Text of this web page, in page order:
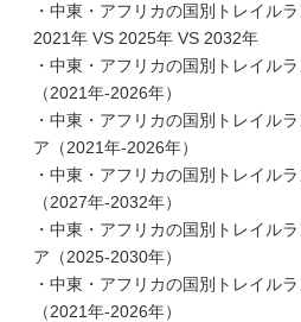
・中東・アフリカの国別トレイル
2021年 VS 2025年 VS 2032年
・中東・アフリカの国別トレイル
（2021年-2026年）
・中東・アフリカの国別トレイル
ア（2021年-2026年）
・中東・アフリカの国別トレイル
（2027年-2032年）
・中東・アフリカの国別トレイル
ア（2025-2030年）
・中東・アフリカの国別トレイル
（2021年-2026年）